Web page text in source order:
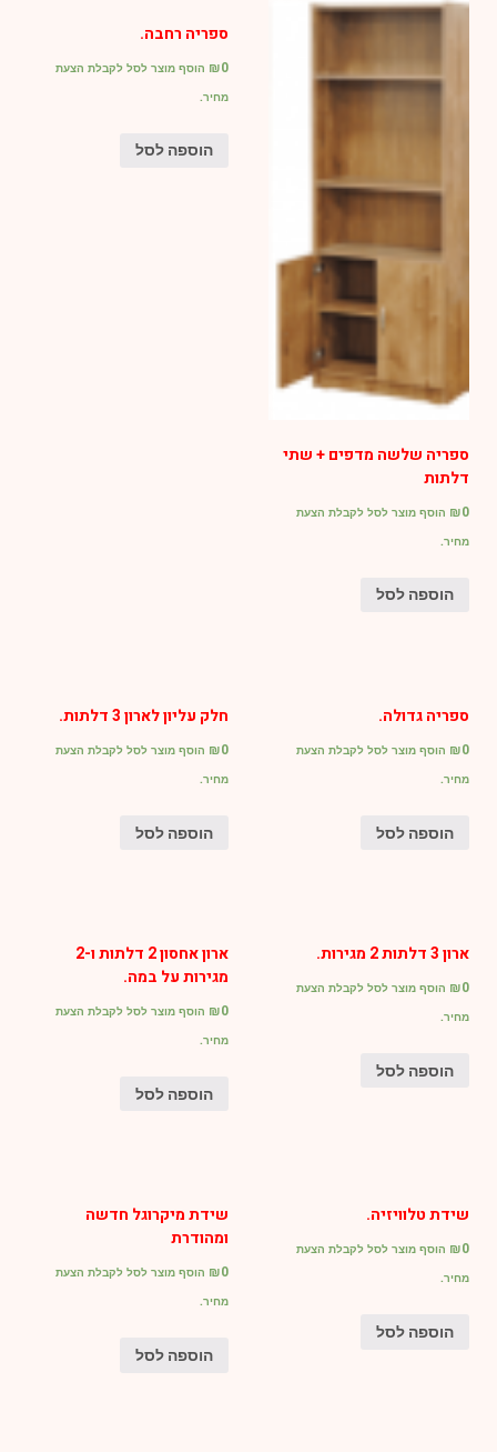
ספריה שלשה מדפים + שתי
דלתות
₪0
הוסף מוצר לסל לקבלת הצעת
מחיר.
הוספה לסל
ספריה רחבה.
₪0
הוסף מוצר לסל לקבלת הצעת
מחיר.
הוספה לסל
ספריה גדולה.
₪0
הוסף מוצר לסל לקבלת הצעת
מחיר.
הוספה לסל
חלק עליון לארון 3 דלתות.
₪0
הוסף מוצר לסל לקבלת הצעת
מחיר.
הוספה לסל
ארון 3 דלתות 2 מגירות.
₪0
הוסף מוצר לסל לקבלת הצעת
מחיר.
הוספה לסל
ארון אחסון 2 דלתות ו-2
מגירות על במה.
₪0
הוסף מוצר לסל לקבלת הצעת
מחיר.
הוספה לסל
שידת טלוויזיה.
₪0
הוסף מוצר לסל לקבלת הצעת
מחיר.
הוספה לסל
שידת מיקרוגל חדשה
ומהודרת
₪0
הוסף מוצר לסל לקבלת הצעת
מחיר.
הוספה לסל